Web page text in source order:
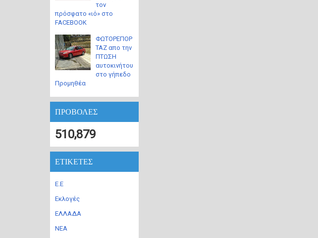
τον
πρόσφατο «ιό» στο
FACEBOOK
ΦΩΤΟΡΕΠΟΡ
ΤΑΖ απο την
ΠΤΩΣΗ
αυτοκινήτου
στο γήπεδο
Προμηθέα
ΠΡΟΒΟΛΕΣ
510,879
ΕΤΙΚΕΤΕΣ
Ε.Ε
Εκλογές
ΕΛΛΑΔΑ
ΝΕΑ